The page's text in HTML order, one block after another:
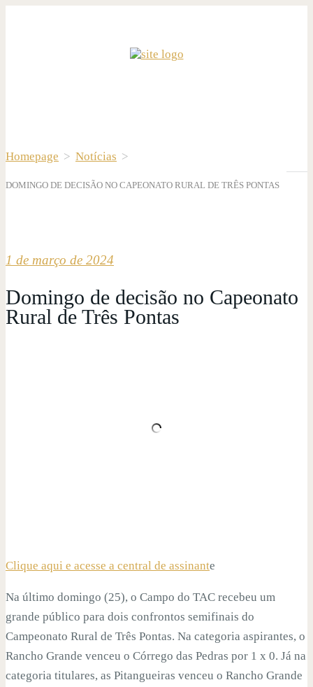
Homepage > Notícias >
DOMINGO DE DECISÃO NO CAPEONATO RURAL DE TRÊS PONTAS
1 de março de 2024
Domingo de decisão no Capeonato
Rural de Três Pontas
Clique aqui e acesse a central de assinante
Na último domingo (25), o Campo do TAC recebeu um
grande público para dois confrontos semifinais do
Campeonato Rural de Três Pontas. Na categoria aspirantes, o
Rancho Grande venceu o Córrego das Pedras por 1 x 0. Já na
categoria titulares, as Pitangueiras venceu o Rancho Grande